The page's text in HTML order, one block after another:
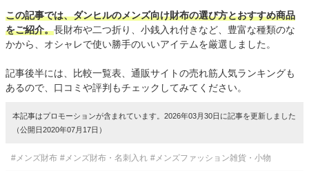
この記事では、ダンヒルのメンズ向け財布の選び方とおすすめ商品
をご紹介。長財布や二つ折り、小銭入れ付きなど、豊富な種類のな
かから、オシャレで使い勝手のいいアイテムを厳選しました。
記事後半には、比較一覧表、通販サイトの売れ筋人気ランキングも
あるので、口コミや評判もチェックしてみてください。
本記事はプロモーションが含まれています。2026年03月30日に記事を更新しました
（公開日2020年07月17日）
#メンズ財布 #メンズ財布・名刺入れ #メンズファッション雑貨・小物